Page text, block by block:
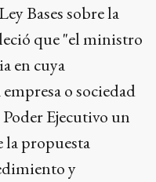
Bases sobre la
que "el ministro
en cuya
o sociedad
Ejecutivo un
la propuesta
y